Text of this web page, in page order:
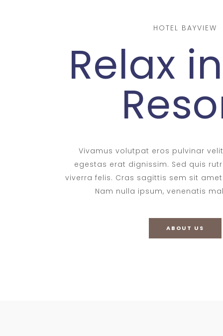
HOTEL BAYVIEW
Relax
Vivamus volutpat eros pulvinar
egestas erat dignissim. Sed quis
viverra felis. Cras sagittis sem sit
Nam nulla ipsum, venenatis
ABOUT US